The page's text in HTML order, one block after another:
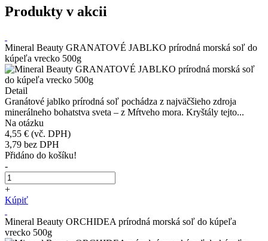
Produkty v akcii
Mineral Beauty GRANATOVÉ JABLKO prírodná morská soľ do
kúpeľa vrecko 500g
Detail
Granátové jablko prírodná soľ pochádza z najväčšieho zdroja
minerálneho bohatstva sveta – z Mŕtveho mora. Kryštály tejto...
Na otázku
4,55 € (vč. DPH)
3,79 bez DPH
Přidáno do košíku!
-
+
Kúpiť
Mineral Beauty ORCHIDEA prírodná morská soľ do kúpeľa
vrecko 500g